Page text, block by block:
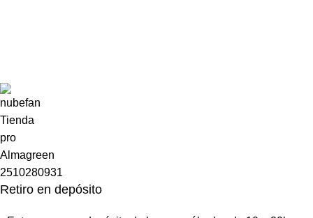
Retiro en depósito